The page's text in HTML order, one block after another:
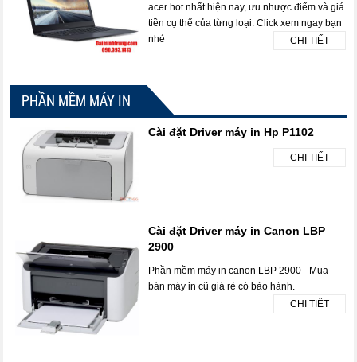
acer hot nhất hiện nay, ưu nhược điểm và giá
tiền cụ thể của từng loại. Click xem ngay bạn
nhé
CHI TIẾT
PHẦN MỀM MÁY IN
Cài đặt Driver máy in Hp P1102
CHI TIẾT
Cài đặt Driver máy in Canon LBP
2900
Phần mềm máy in canon LBP 2900 - Mua
bán máy in cũ giá rẻ có bảo hành.
CHI TIẾT